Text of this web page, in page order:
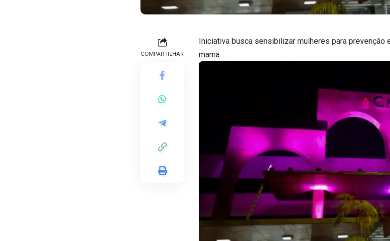
COMPARTILHAR
Iniciativa busca sensibilizar mulheres para prevenção
mama